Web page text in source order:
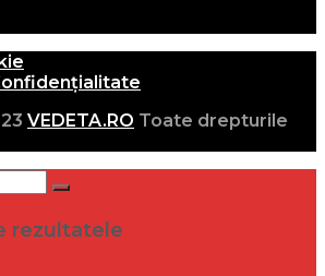
VEDETA.RO Toate drepturile
rezultatele